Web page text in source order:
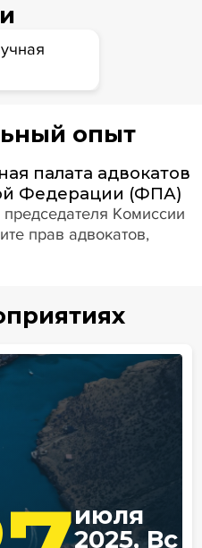
опыт
палата адвокатов
Федерации (ФПА)
председателя Комиссии
прав адвокатов,
июля
2025, Вс